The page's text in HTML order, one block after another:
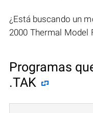
¿Está buscando un
2000 Thermal Model
Programas
.TAK